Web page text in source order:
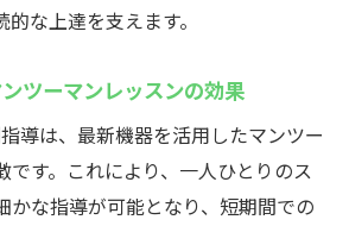
な上達を支えます。
ツーマンレッスンの効果
導は、最新機器を活用したマンツー
です。これにより、一人ひとりのス
かな指導が可能となり、短期間での